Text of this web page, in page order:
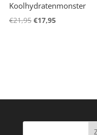
Koolhydratenmonster
€21,95 Oorspronkelijke
€17,95Huidige